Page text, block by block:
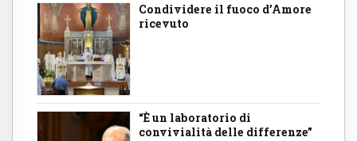
Condividere il fuoco d’Amore
ricevuto
“È un laboratorio di
convivialità delle differenze”